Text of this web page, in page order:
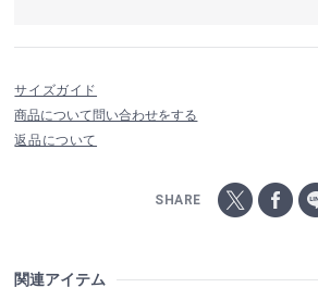
サイズガイド
商品について問い合わせをする
返品について
SHARE
関連アイテム